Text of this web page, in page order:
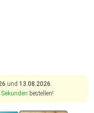
und 13.08.2026.
bestellen!